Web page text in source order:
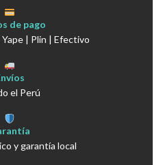
de pago
| Plin | Efectivo
el Perú
y garantía local